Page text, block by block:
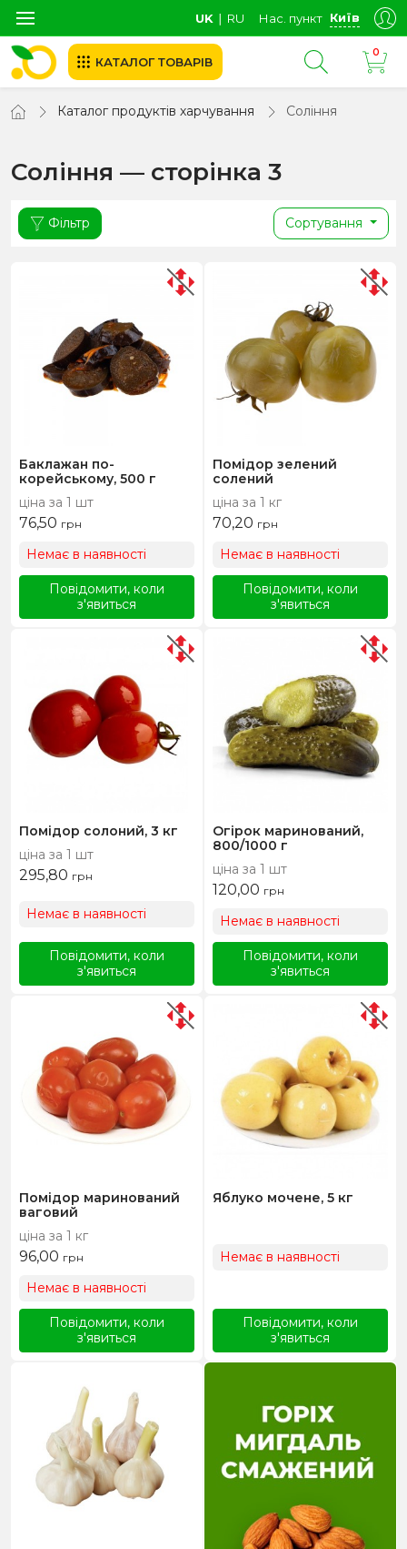
UK ∣ RU Нас. пункт Київ
КАТАЛОГ ТОВАРІВ
0
Каталог продуктів харчування Соління
Соління — сторінка 3
Фільтр Сортування
Баклажан по-
корейському, 500 г
ціна за 1 шт
76,50 грн
Немає в наявності
Повідомити, коли
з'явиться
Помідор зелений
солений
ціна за 1 кг
70,20 грн
Немає в наявності
Повідомити, коли
з'явиться
Помідор солоний, 3 кг
ціна за 1 шт
295,80 грн
Немає в наявності
Повідомити, коли
з'явиться
Огірок маринований,
800/1000 г
ціна за 1 шт
120,00 грн
Немає в наявності
Повідомити, коли
з'явиться
Помідор маринований
ваговий
ціна за 1 кг
96,00 грн
Немає в наявності
Повідомити, коли
з'явиться
Яблуко мочене, 5 кг
Немає в наявності
Повідомити, коли
з'явиться